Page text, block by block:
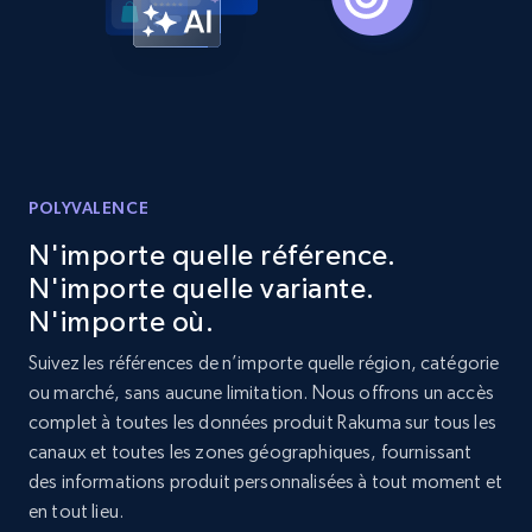
Reviews count shop, Reviews count item, Initial
price, and more.
Etsy - Collect data on products using
specified keywords
URL, Product id, Listing inventory id, Title, Rating,
Reviews count shop, Reviews count item, Initial
price, and more.
1.9K+ 323+ Commencer
Etsy - Collects data from shop's URL
POLYVALENCE
N'importe quelle référence.
N'importe quelle variante.
N'importe où.
Suivez les références de n’importe quelle région, catégorie
ou marché, sans aucune limitation. Nous offrons un accès
complet à toutes les données produit Rakuma sur tous les
canaux et toutes les zones géographiques, fournissant
des informations produit personnalisées à tout moment et
en tout lieu.